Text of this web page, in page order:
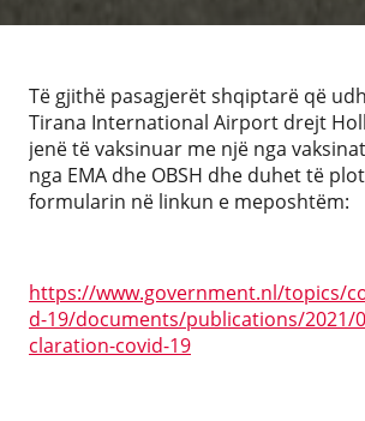
Të gjithë pasagjerët shqiptarë që
Tirana International Airport drejt
jenë të vaksinuar me një nga
nga EMA dhe OBSH dhe duhet të
formularin në linkun e meposhtëm:
https://www.government.nl/topics/
d-19/documents/publications/2021/
claration-covid-19